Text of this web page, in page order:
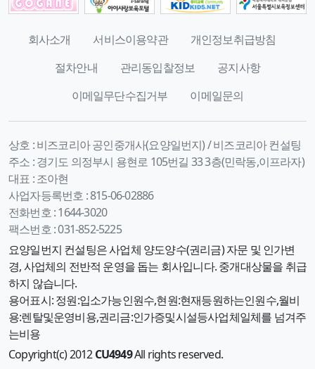
회사소개 서비스이용약관
개인정보취급방침
절차안내
관리동입찰정보
공지사항
이메일무단수집거부
이메일문의
상호 :비즈코리아 공인중개사(요양일번지) / 비즈코리아 컨설팅
주소 :경기도 의정부시 용현로 105번길 33 3층(민락동,이프라자)
대표 :조아현
사업자등록번호 :815-06-02886
전화번호 :1644-3020
팩스번호 :031-852-5225
요양일번지 컨설팅은 사업체 양도양수(권리금) 자문 및 인가변
경, 사업체의 전반적 운영을 돕는 회사입니다. 중개대상물을 취급
하지 않습니다.
용어표시: 정원:입소가능인원수,현원:현재등원하는인원수,월비
용:렌탈및운영비용,권리금:인가증및시설등사업체일체를 넘겨주
는비용
Copyright(c) 2012CU4949All rights reserved.